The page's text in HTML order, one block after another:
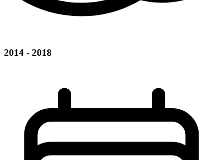
2014 - 2018